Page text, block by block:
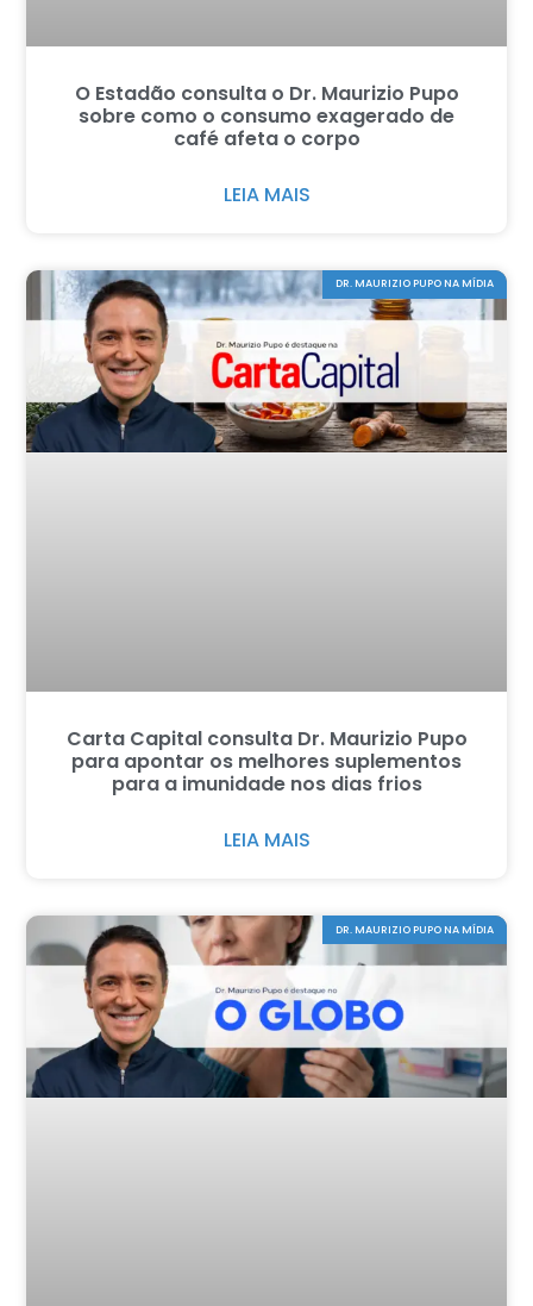
O Estadão consulta o Dr. Maurizio Pupo
sobre como o consumo exagerado de
café afeta o corpo
LEIA MAIS
DR. MAURIZIO PUPO NA MÍDIA
Carta Capital consulta Dr. Maurizio Pupo
para apontar os melhores suplementos
para a imunidade nos dias frios
LEIA MAIS
DR. MAURIZIO PUPO NA MÍDIA